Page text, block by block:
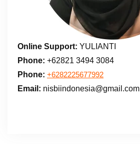
Online Support: YULIANTI
Phone: +62821 3494 3084
Phone: +6282225677992
Email: nisbiindonesia@gmail.com